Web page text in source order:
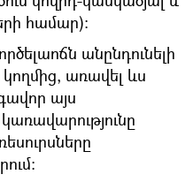
համար)։
անընդունելի
առավել ևս
այս